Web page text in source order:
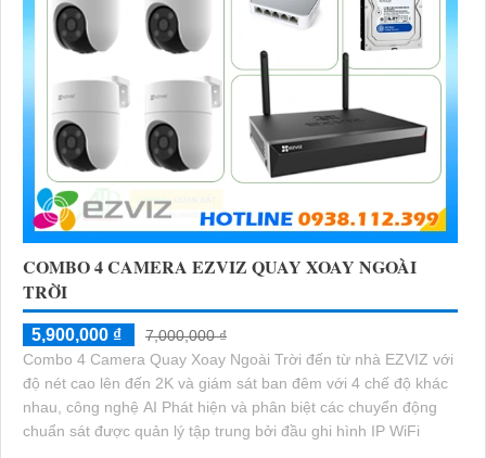
COMBO 4 CAMERA EZVIZ QUAY XOAY NGOÀI
TRỜI
5,900,000 ₫
7,000,000 ₫
Combo 4 Camera Quay Xoay Ngoài Trời đến từ nhà EZVIZ với
độ nét cao lên đến 2K và giám sát ban đêm với 4 chế độ khác
nhau, công nghệ AI Phát hiện và phân biệt các chuyển động
chuẩn sát được quản lý tập trung bởi đầu ghi hình IP WiFi